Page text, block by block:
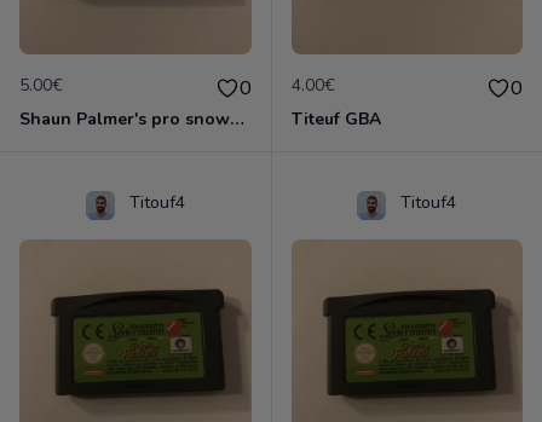
5.00€ 0
Shaun Palmer's pro snowboarder
4.00€ 0
Titeuf GBA
Titouf4 Titouf4